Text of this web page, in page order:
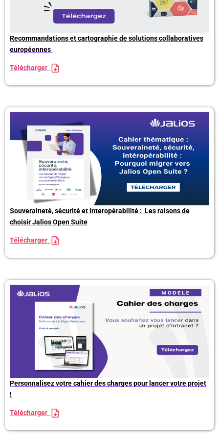
Recommandations etcartographie de solutions collaboratives
européennes
Télécharger
Souveraineté, sécurité et interopérabilité : Les raisons de
choisir Jalios Open Suite
Télécharger
Personnalisez votre cahier des charges pour lancer votre projet
!
Télécharger